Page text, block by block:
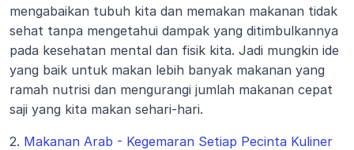
mengabaikan tubuh kita dan memakan makanan tidak
sehat tanpa mengetahui dampak yang ditimbulkannya
pada kesehatan mental dan fisik kita. Jadi mungkin ide
yang baik untuk makan lebih banyak makanan yang
ramah nutrisi dan mengurangi jumlah makanan cepat
saji yang kita makan sehari-hari.
2. Makanan Arab - Kegemaran Setiap Pecinta Kuliner